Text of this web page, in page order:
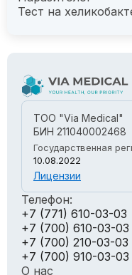
Тест на
ТОО "Via Medical"
БИН 211040002468
Государственная
10.08.2022
Лицензии
Телефон:
+7 (771) 610-03-03
+7 (700) 610-03-03
+7 (700) 210-03-03
+7 (700) 910-03-03
О нас